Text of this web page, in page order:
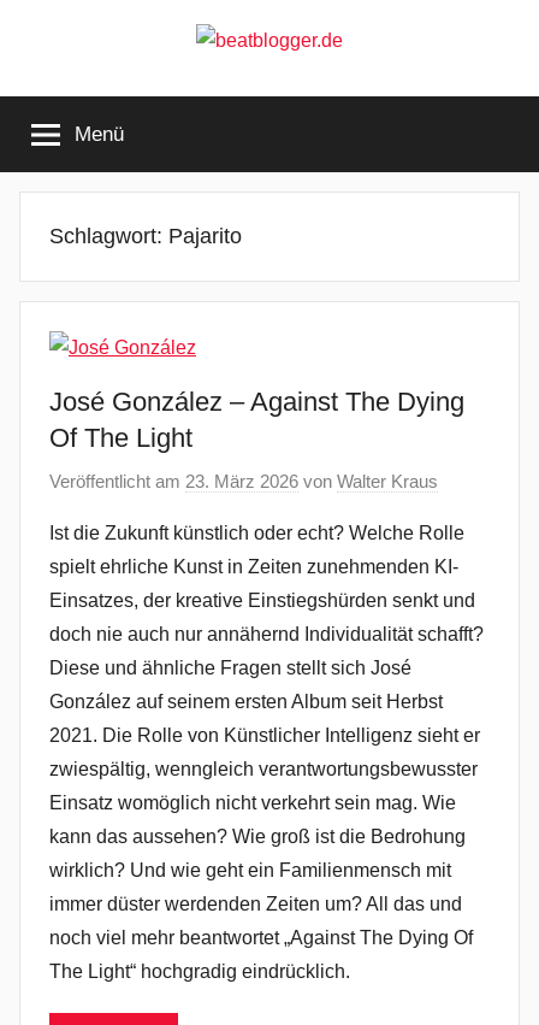
beatblogger.de
the
beat
goes
Menü
Schlagwort: Pajarito
José González – Against The Dying
Of The Light
Veröffentlicht am 23. März 2026 von Walter Kraus
Ist die Zukunft künstlich oder echt? Welche Rolle
spielt ehrliche Kunst in Zeiten zunehmenden KI-
Einsatzes, der kreative Einstiegshürden senkt und
doch nie auch nur annähernd Individualität schafft?
Diese und ähnliche Fragen stellt sich José
González auf seinem ersten Album seit Herbst
2021. Die Rolle von Künstlicher Intelligenz sieht er
zwiespältig, wenngleich verantwortungsbewusster
Einsatz womöglich nicht verkehrt sein mag. Wie
kann das aussehen? Wie groß ist die Bedrohung
wirklich? Und wie geht ein Familienmensch mit
immer düster werdenden Zeiten um? All das und
noch viel mehr beantwortet „Against The Dying Of
The Light“ hochgradig eindrücklich.